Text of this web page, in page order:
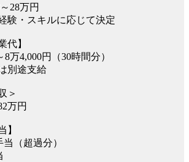
28万円
験・スキルに応じて決定
代】
8万4,000円（30時間分）
別途支給
＞
万円
】
（超過分）